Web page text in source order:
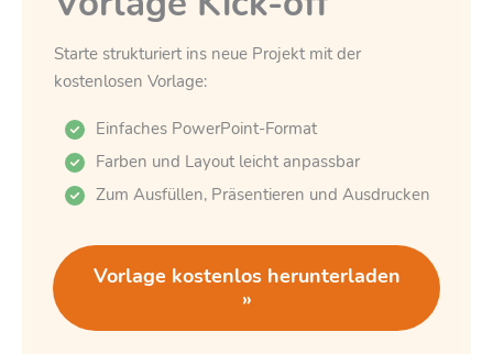
Starte strukturiert ins neue Projekt mit der
kostenlosen Vorlage:
Einfaches PowerPoint-Format
Farben und Layout leicht anpassbar
Zum Ausfüllen, Präsentieren und Ausdrucken
Vorlage kostenlos herunterladen
»